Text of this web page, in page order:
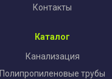
Контакты
Каталог
Канализация
Полипропиленовые трубы